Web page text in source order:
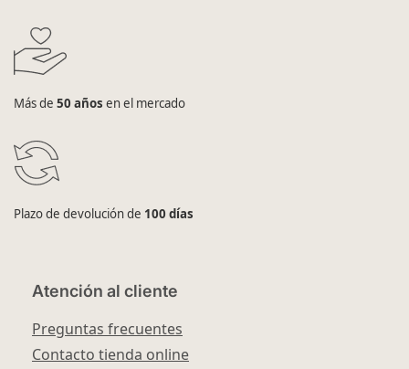
Más de 50 años en el mercado
Plazo de devolución de 100 días
Atención al cliente
Preguntas frecuentes
Contacto tienda online